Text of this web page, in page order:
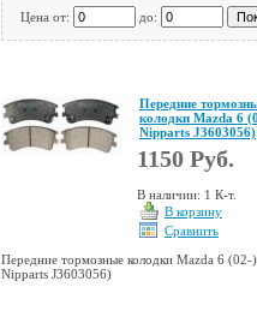
Цена от: до:
Передние
колодки Mazda 6
Nipparts J3603056)
1150 Руб.
В наличии: 1 К-т.
В корзину
Сравнить
Передние тормозные колодки Mazda 6 (02-
Nipparts J3603056)